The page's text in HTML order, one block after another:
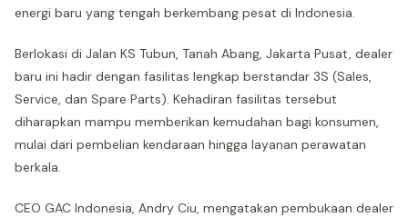
energi baru yang tengah berkembang pesat di Indonesia.
Berlokasi di Jalan KS Tubun, Tanah Abang, Jakarta Pusat, dealer
baru ini hadir dengan fasilitas lengkap berstandar 3S (Sales,
Service, dan Spare Parts). Kehadiran fasilitas tersebut
diharapkan mampu memberikan kemudahan bagi konsumen,
mulai dari pembelian kendaraan hingga layanan perawatan
berkala.
CEO GAC Indonesia, Andry Ciu, mengatakan pembukaan dealer